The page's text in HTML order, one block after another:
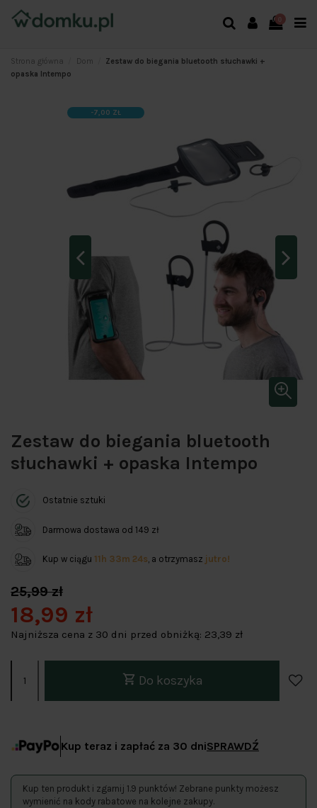
Strona główna Dom
Zestaw do biegania bluetooth słuchawki +
opaska Intempo
-7,00 ZŁ
Zestaw do biegania bluetooth
słuchawki + opaska Intempo
Ostatnie sztuki
Darmowa dostawa od 149 zł
Kup w ciągu 11h 33m 24s, a otrzymasz jutro!
25,99 zł
18,99 zł
Najniższa cena z 30 dni przed obniżką: 23,39 zł
Do koszyka
Kup teraz i zapłać za 30 dniSPRAWDŹ
Kup ten produkt i zgarnij 1.9 punktów! Zebrane punkty możesz
wymienić na kody rabatowe na kolejne zakupy.